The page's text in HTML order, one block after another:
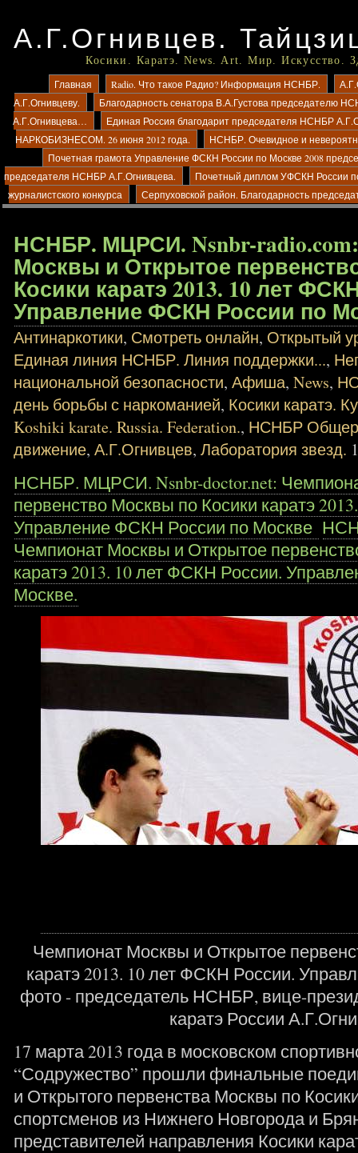
А.Г.Огнивцев.
Косики. Каратэ. News. Art. Мир. Искусство.
Главная Radio. Что такое Радио? Информация НСНБР.
А.Г.Огнивцеву.
Благодарность сенатора В.А.Густова председателю
А.Г.Огнивцева…
Единая Россия благодарит председателя НСНБР
НАРКОБИЗНЕСОМ. 26 июня 2012 года.
НСНБР. Очевидное и
Почетная грамота Управление ФСКН России по Москве 2008
председателя НСНБР А.Г.Огнивцева.
Почетный диплом УФСКН России
журналистского конкурса
Серпуховской район. Благодарность
НСНБР. МЦРСИ. Nsnbr-
Москвы и Открытое
Косики каратэ 2013. 10 лет
Управление ФСКН России по
Антинаркотики, Смотреть онлайн, Открытый
Единая линия НСНБР. Линия поддержки...,
национальной безопасности,Афиша,News,
день борьбы с наркоманией, Косики каратэ.
Koshiki karate. Russia. Federation., НСНБР
движение,А.Г.Огнивцев,Лаборатория звезд.
НСНБР. МЦРСИ. Nsnbr-doctor.net:
первенство Москвы по Косики каратэ
Управление ФСКН России по Москве
Чемпионат Москвы и Открытое
каратэ 2013. 10 лет ФСКН России.
Москве.
Чемпионат Москвы и Открытое
каратэ 2013. 10 лет ФСКН России.
фото - председатель НСНБР, вице-
каратэ России
17 марта 2013 года в московском
“Содружество” прошли финальные
и Открытого первенства Москвы по
спортсменов из Нижнего Новгорода и
представителей направления Косики